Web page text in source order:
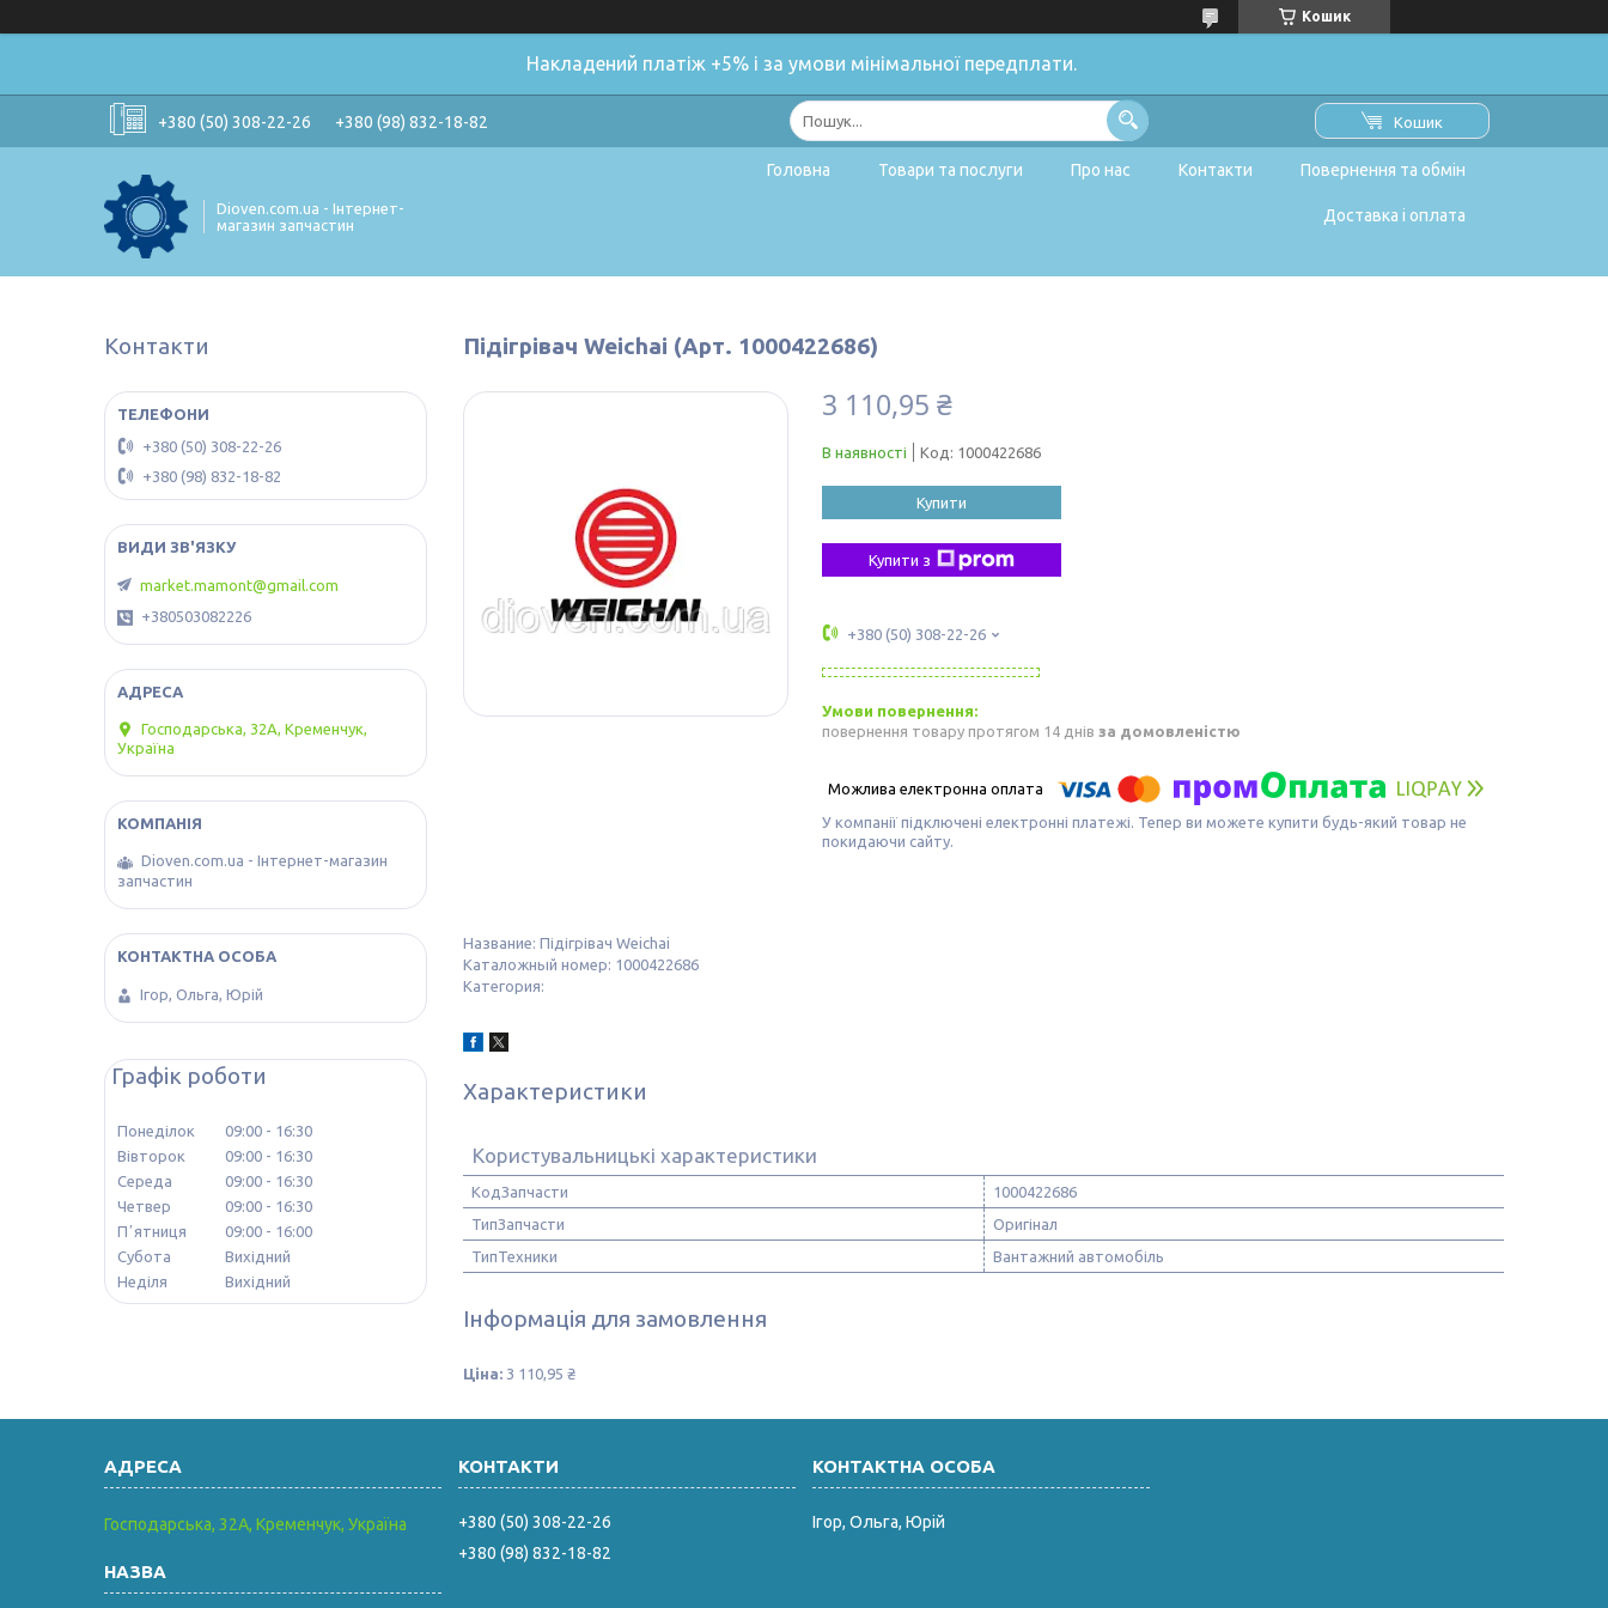
Кошик
Накладений платіж +5% і за умови мінімальної передплати.
+380 (50) 308-22-26 +380 (98) 832-18-82 Кошик
Dioven.com.ua - Інтернет-
магазин запчастин
Головна Товари та послуги Про нас Контакти Повернення та обмін
Доставка і оплата
Підігрівач Weichai (Арт. 1000422686)
3 110,95 ₴
В наявності Код: 1000422686
Купити
Купити з
+380 (50) 308-22-26
повернення товару протягом 14 днів за домовленістю
У компанії підключені електронні платежі. Тепер ви можете купити будь-який товар не
покидаючи сайту.
Название: Підігрівач Weichai
Каталожный номер: 1000422686
Категория:
Характеристики
Користувальницькі характеристики
КодЗапчасти
1000422686
ТипЗапчасти
Оригінал
ТипТехники
Вантажний автомобіль
Інформація для замовлення
Ціна: 3 110,95 ₴
Контакти
+380 (50) 308-22-26
+380 (98) 832-18-82
market.mamont@gmail.com
+380503082226
Господарська, 32А, Кременчук,
Україна
Dioven.com.ua - Інтернет-магазин
запчастин
Ігор, Ольга, Юрій
Графік роботи
Понеділок 09:00
16:30
Вівторок
09:00
16:30
Середа
09:00
16:30
Четвер
09:00
16:30
Пʼятниця
09:00
16:00
Субота
Вихідний
Неділя
Вихідний
Господарська, 32А, Кременчук, Україна
+380 (50) 308-22-26
+380 (98) 832-18-82
Ігор, Ольга, Юрій